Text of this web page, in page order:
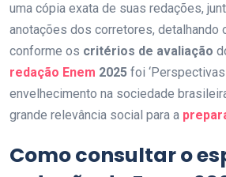
uma cópia exata de suas redações,
anotações dos corretores, detalhando
conforme os critérios de avaliação
redação Enem 2025 foi
envelhecimento na sociedade
grande relevância social para a
Como consultar o